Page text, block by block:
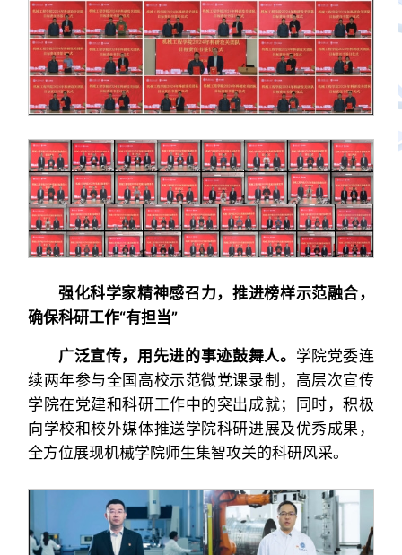
强化科学家精神感召力，推进榜样示范融合，
确保科研工作“有担当”
广泛宣传，用先进的事迹鼓舞人。 学院党委连
续两年参与全国高校示范微党课录制，高层次宣传
学院在党建和科研工作中的突出成就；同时，积极
向学校和校外媒体推送学院科研进展及优秀成果，
全方位展现机械学院师生集智攻关的科研风采。